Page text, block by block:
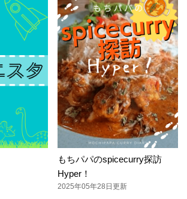
もちパパのspicecurry探訪
Hyper！
2025年05年28日更新